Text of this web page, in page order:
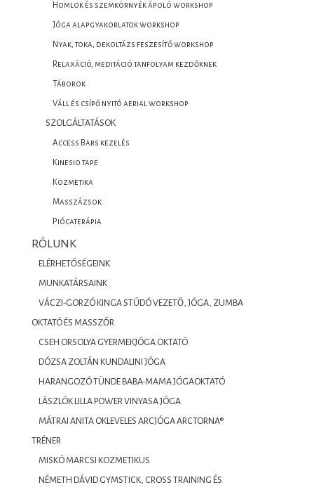
Homlok és szemkörnyék ápoló workshop
Jóga alapgyakorlatok workshop
Nyak, toka, dekoltázs feszesítő workshop
Relaxáció, meditáció tanfolyam kezdőknek
Táborok
Váll és csípő nyitó aerial workshop
SZOLGÁLTATÁSOK
Access Bars kezelés
Kinesio tape
Kozmetika
Masszázsok
Piócaterápia
RÓLUNK
ELÉRHETŐSÉGEINK
MUNKATÁRSAINK
VÁCZI-GORZÓ KINGA STÚDÓ VEZETŐ, JÓGA, ZUMBA
OKTATÓ ÉS MASSZŐR
CSEH ORSOLYA GYERMEKJÓGA OKTATÓ
DÓZSA ZOLTÁN KUNDALINI JÓGA
HARANGOZÓ TÜNDE BABA-MAMA JÓGAOKTATÓ
LÁSZLÓK LILLA POWER VINYASA JÓGA
MÁTRAI ANITA OKLEVELES ARCJÓGA ARCTORNA®
TRÉNER
MISKÓ MARCSI KOZMETIKUS
NÉMETH DÁVID GYMSTICK, CROSS TRAINING ÉS